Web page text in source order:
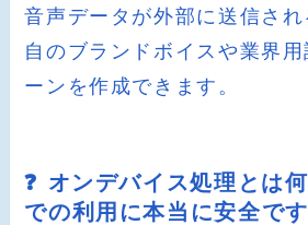
音声データが外部に送信さ
自のブランドボイスや業界用
ーンを作成できます。
❓ オンデバイス処理とは
での利用に本当に安全で